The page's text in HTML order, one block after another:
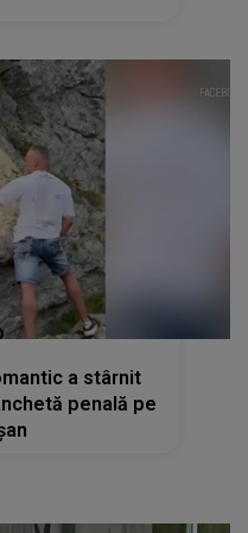
a stârnit
penală pe